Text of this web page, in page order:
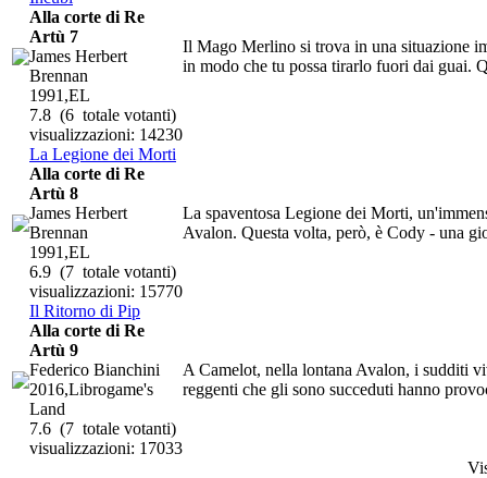
Il Mago Merlino si trova in una situazione
in modo che tu possa tirarlo fuori dai guai.
Alla corte di Re
Artù 7
James Herbert
Brennan
1991,EL
7.8 (6 totale votanti)
visualizzazioni: 14230
La Legione dei Morti
La spaventosa Legione dei Morti,
Avalon. Questa volta, però, è Cody - una
Alla corte di Re
Artù 8
James Herbert
Brennan
1991,EL
6.9 (7 totale votanti)
visualizzazioni: 15770
Il Ritorno di Pip
A Camelot, nella lontana Avalon, i sudditi
reggenti che gli sono succeduti hanno
Alla corte di Re
Artù 9
Federico Bianchini
2016,Librogame's
Land
7.6 (7 totale votanti)
visualizzazioni: 17033